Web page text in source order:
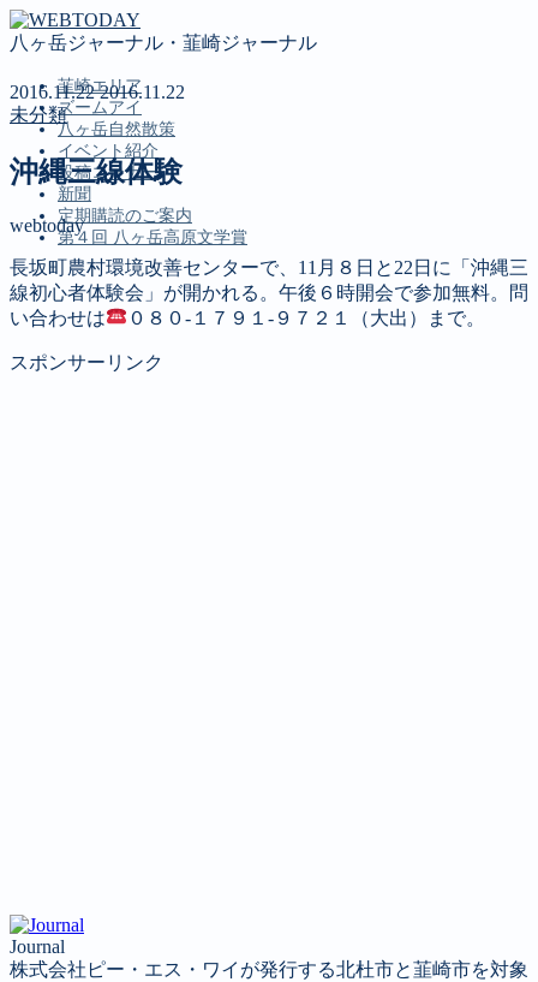
八ヶ岳ジャーナル・韮崎ジャーナル
韮崎エリア
ズームアイ
八ヶ岳自然散策
イベント紹介
投稿コーナー
新聞
定期購読のご案内
第４回 八ヶ岳高原文学賞
MENU
韮崎エリア
ズームアイ
2016.11.222016.11.22
未分類
沖縄三線体験
webtoday
長坂町農村環境改善センターで、11月８日と22日に「沖縄三
線初心者体験会」が開かれる。午後６時開会で参加無料。問
い合わせは
０８０‐１７９１‐９７２１（大出）まで。
スポンサーリンク
Journal
株式会社ピー・エス・ワイが発行する北杜市と韮崎市を対象